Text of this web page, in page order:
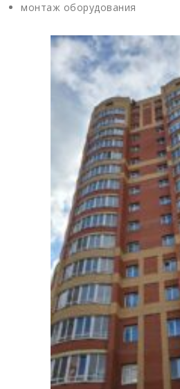
монтаж оборудования